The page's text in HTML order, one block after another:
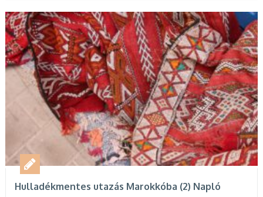
Hulladékmentes utazás Marokkóba (2) Napló